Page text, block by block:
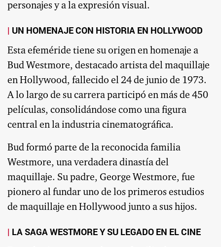
personajes y a la expresión visual.
UN HOMENAJE CON HISTORIA EN HOLLYWOOD
Esta efeméride tiene su origen en homenaje a
Bud Westmore, destacado artista del maquillaje
en Hollywood, fallecido el 24 de junio de 1973.
A lo largo de su carrera participó en más de 450
películas, consolidándose como una figura
central en la industria cinematográfica.
Bud formó parte de la reconocida familia
Westmore, una verdadera dinastía del
maquillaje. Su padre, George Westmore, fue
pionero al fundar uno de los primeros estudios
de maquillaje en Hollywood junto a sus hijos.
LA SAGA WESTMORE Y SU LEGADO EN EL CINE